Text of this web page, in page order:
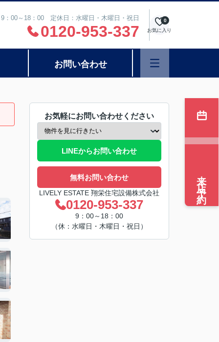
：00～18：00 定休日：水曜日・木曜日・祝日
0120-953-337 お気に入り
0
お問い合わせ
お気軽にお問い合わせください
LINEからお問い合わせ
無料お問い合わせ
LIVELY ESTATE 翔栄住宅設備株式会社
0120-953-337
9：00～18：00
（休：水曜日・木曜日・祝日）
来店予約